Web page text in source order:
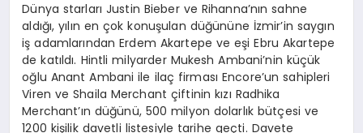
MAGAZIN
KRIPTO PARA
GEZI & SEYAHAT
Dünya starları Justin Bieber ve Rihanna’nın sahne
aldığı, yılın en çok konuşulan düğününe İzmir’in saygın
iş adamlarından Erdem Akartepe ve eşi Ebru Akartepe
de katıldı. Hintli milyarder Mukesh Ambani’nin küçük
oğlu Anant Ambani ile ilaç firması Encore’un sahipleri
Viren ve Shaila Merchant çiftinin kızı Radhika
Merchant’ın düğünü, 500 milyon dolarlık bütçesi ve
1200 kişilik davetli listesiyle tarihe geçti. Davete